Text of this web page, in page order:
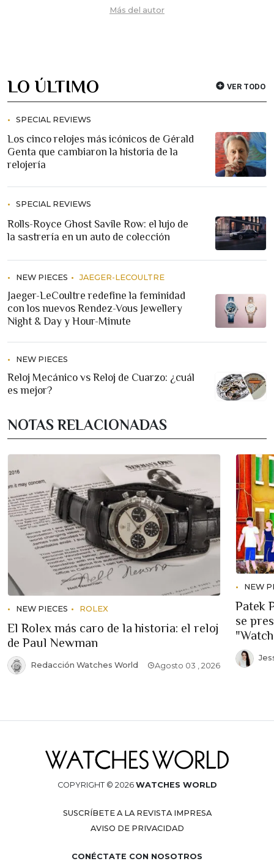
Más del autor
LO ÚLTIMO VER TODO
SPECIAL REVIEWS
Los cinco relojes más icónicos de Gérald
Genta que cambiaron la historia de la
relojería
SPECIAL REVIEWS
Rolls-Royce Ghost Savile Row: el lujo de
la sastrería en un auto de colección
NEW PIECES JAEGER-LECOULTRE
Jaeger-LeCoultre redefine la feminidad
con los nuevos Rendez-Vous Jewellery
Night & Day y Hour-Minute
NEW PIECES
Reloj Mecánico vs Reloj de Cuarzo: ¿cuál
es mejor?
NOTAS RELACIONADAS
NEW PIECES ROLEX
El Rolex más caro de la historia: el reloj
de Paul Newman
Redacción Watches World Agosto 03 , 2026
NEW
Patek
se
COPYRIGHT © 2026 WATCHES WORLD
SUSCRÍBETE A LA REVISTA IMPRESA
AVISO DE PRIVACIDAD
CONÉCTATE CON NOSOTROS